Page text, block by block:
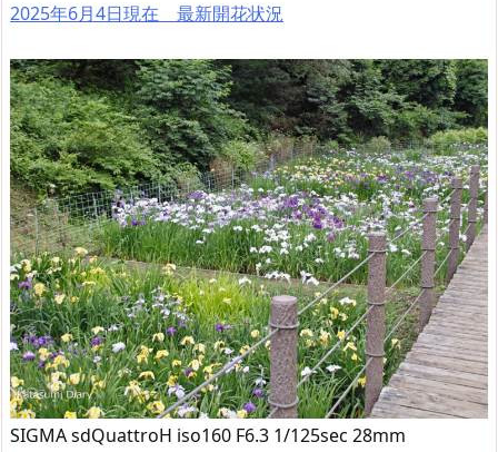
2025年6月4日現在 最新開花状況
SIGMA sdQuattroH iso160 F6.3 1/125sec 28mm